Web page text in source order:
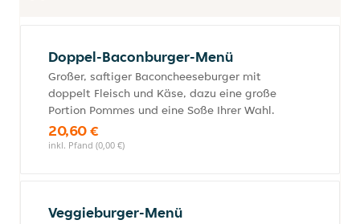
Doppel-Baconburger-Menü
Großer, saftiger Baconcheeseburger mit
doppelt Fleisch und Käse, dazu eine große
Portion Pommes und eine Soße Ihrer Wahl.
20,60 €
inkl. Pfand (0,00 €)
Veggieburger-Menü